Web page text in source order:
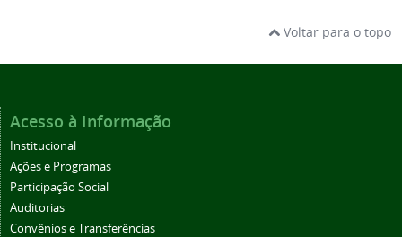
Voltar para o topo
Acesso à Informação
Institucional
Ações e Programas
Participação Social
Auditorias
Convênios e Transferências